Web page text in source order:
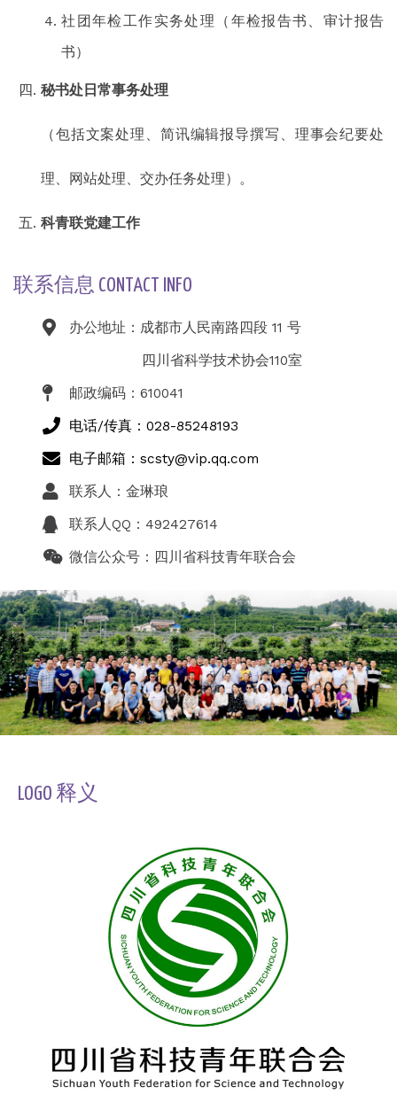
社团年检工作实务处理（年检报告书、审计报告
书）
秘书处日常事务处理
（包括文案处理、简讯编辑报导撰写、理事会纪要处
理、网站处理、交办任务处理）。
科青联党建工作
联系信息 CONTACT INFO
办公地址：成都市人民南路四段 11 号
四川省科学技术协会110室
邮政编码：610041
电话/传真：028-85248193
电子邮箱：scsty@vip.qq.com
联系人：金琳琅
联系人QQ：492427614
微信公众号：四川省科技青年联合会
LOGO 释义